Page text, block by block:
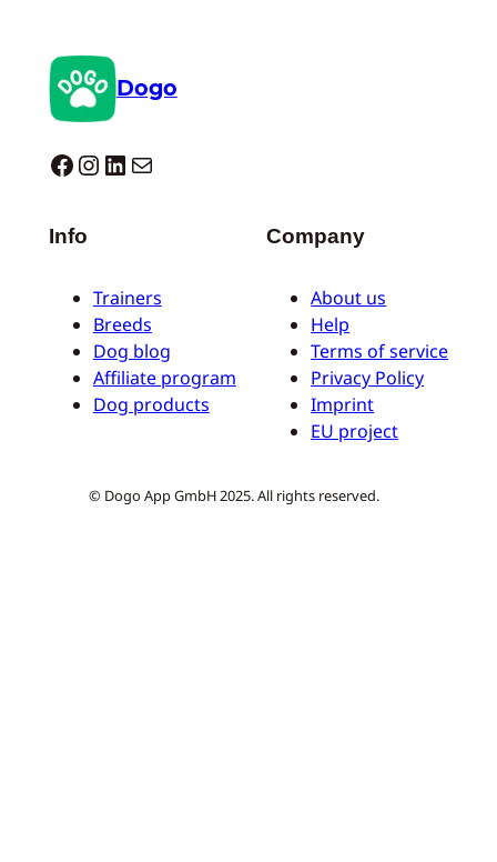
Dogo
Dogo facebook InstagramLinkedIn Correo electrónico
Info
Trainers
Breeds
Dog blog
Affiliate program
Dog products
Company
About us
Help
Terms of service
Privacy Policy
Imprint
EU project
© Dogo App GmbH 2025. All rights reserved.